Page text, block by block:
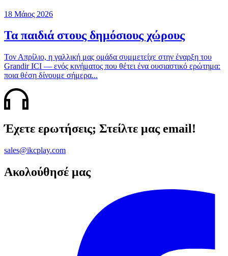
18 Μάιος 2026
Τα παιδιά στους δημόσιους χώρους
Τον Απρίλιο, η γαλλική μας ομάδα συμμετείχε στην έναρξη του
Grandir ICI — ενός κινήματος που θέτει ένα ουσιαστικό ερώτημα:
ποια θέση δίνουμε σήμερα...
Έχετε ερωτήσεις; Στείλτε μας email!
sales@ikcplay.com
Ακολούθησέ μας